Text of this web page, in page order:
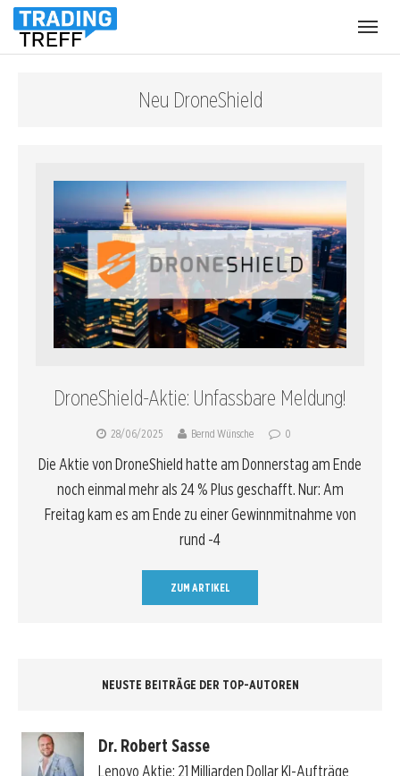
Neu DroneShield
DroneShield-Aktie: Unfassbare Meldung!
28/06/2025 Bernd Wünsche 0
Die Aktie von DroneShield hatte am Donnerstag am Ende
noch einmal mehr als 24 % Plus geschafft. Nur: Am
Freitag kam es am Ende zu einer Gewinnmitnahme von
rund -4
ZUM ARTIKEL
NEUSTE BEITRÄGE DER TOP-AUTOREN
Dr. Robert Sasse
Lenovo Aktie: 21 Milliarden Dollar KI-Aufträge